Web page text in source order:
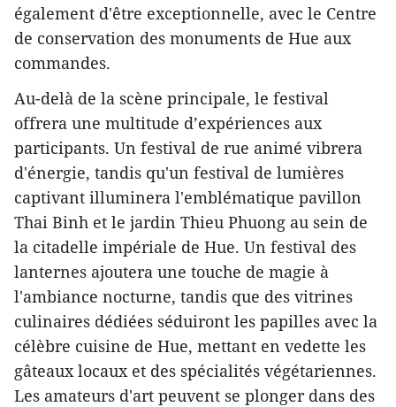
également d'être exceptionnelle, avec le Centre
de conservation des monuments de Hue aux
commandes.
Au-delà de la scène principale, le festival
offrera une multitude d’expériences aux
participants. Un festival de rue animé vibrera
d'énergie, tandis qu'un festival de lumières
captivant illuminera l'emblématique pavillon
Thai Binh et le jardin Thieu Phuong au sein de
la citadelle impériale de Hue. Un festival des
lanternes ajoutera une touche de magie à
l'ambiance nocturne, tandis que des vitrines
culinaires dédiées séduiront les papilles avec la
célèbre cuisine de Hue, mettant en vedette les
gâteaux locaux et des spécialités végétariennes.
Les amateurs d'art peuvent se plonger dans des